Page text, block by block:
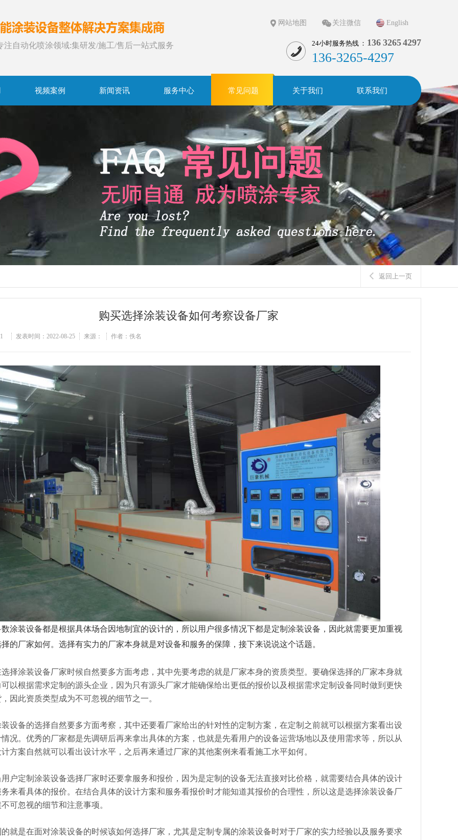
注自动化喷涂领域:集研发/施工/售后一站式服务
网站地图 关注微信 English
24小时服务热线 ： 136 3265 4297
136-3265-4297
视频案例 新闻资讯 服务中心 常见问题 关于我们 联系我们
返回上一页
购买选择涂装设备如何考察设备厂家
发表时间：2022-08-25 来源： 作者：佚名
涂装设备都是根据具体场合因地制宜的设计的，所以用户很多情况下都是定制涂装设备，因此就需要更加重视
的厂家如何。选择有实力的厂家本身就是对设备和服务的保障，接下来说说这个话题。
择涂装设备厂家时候自然要多方面考虑，其中先要考虑的就是厂家本身的资质类型。要确保选择的厂家本身就
以根据需求定制的源头企业，因为只有源头厂家才能确保给出更低的报价以及根据需求定制设备同时做到更快
因此资质类型成为不可忽视的细节之一。
设备的选择自然要多方面考察，其中还要看厂家给出的针对性的定制方案，在定制之前就可以根据方案看出设
况。优秀的厂家都是先调研后再来拿出具体的方案，也就是先看用户的设备运营场地以及使用需求等，所以从
方案自然就可以看出设计水平，之后再来通过厂家的其他案例来看看施工水平如何。
户定制涂装设备选择厂家时还要拿服务和报价，因为是定制的设备无法直接对比价格，就需要结合具体的设计
来看具体的报价。在结合具体的设计方案和服务看报价时才能知道其报价的合理性，所以这是选择涂装设备厂
可忽视的细节和注意事项。
就是在面对涂装设备的时候该如何选择厂家，尤其是定制专属的涂装设备时对于厂家的实力经验以及服务要求